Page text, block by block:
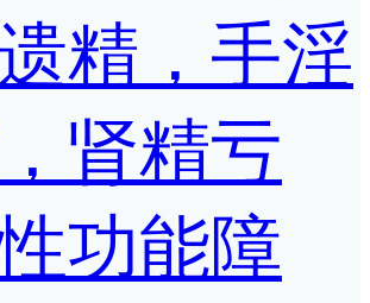
精，手淫
肾精亏
功能障